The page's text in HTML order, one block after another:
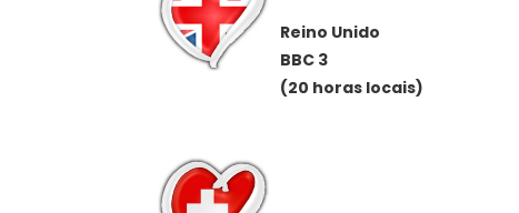
Reino Unido
BBC 3
(20 horas locais)